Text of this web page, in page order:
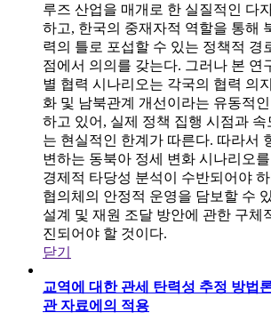
루즈 산업을 매개로 한 실질적인 다
하고, 한국의 중재자적 역할을 통해
력의 틀로 포섭할 수 있는 정책적 경
점에서 의의를 갖는다. 그러나 본 연
별 협력 시나리오는 각국의 협력 의
화 및 남북관계 개선이라는 유동적
하고 있어, 실제 정책 집행 시점과 속
는 현실적인 한계가 따른다. 따라서
변하는 동북아 정세 변화 시나리오
경제적 타당성 분석이 수반되어야
협의체의 안정적 운영을 담보할 수
설계 및 재원 조달 방안에 관한 구체
진되어야 할 것이다.
닫기
교역에 대한 관세 탄력성 추정 방법
관 자료에의 적용